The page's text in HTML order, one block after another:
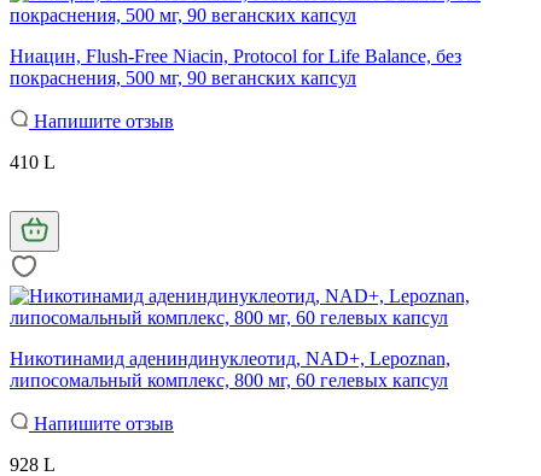
Ниацин, Flush-Free Niacin, Protocol for Life Balance, без
покраснения, 500 мг, 90 веганских капсул
Напишите отзыв
410 L
Никотинамид адениндинуклеотид, NAD+, Lepoznan,
липосомальный комплекс, 800 мг, 60 гелевых капсул
Напишите отзыв
928 L